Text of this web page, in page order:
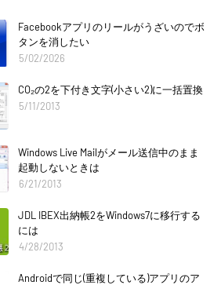
Facebookアプリのリールがうざいのでボ
タンを消したい
5/02/2026
CO₂の2を下付き文字(小さい2)に一括置換
5/11/2013
Windows Live Mailがメール送信中のまま
起動しないときは
6/21/2013
JDL IBEX出納帳2をWindows7に移行する
には
4/28/2013
Androidで同じ(重複している)アプリのア